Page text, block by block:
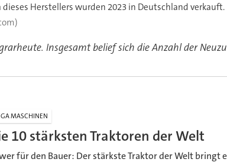
dieses Herstellers wurden 2023 in Deutschland verkauft.
Insgesamt belief sich die Anzahl der
MASCHINEN
10 stärksten Traktoren der Welt
für den Bauer: Der stärkste Traktor der Welt bringt